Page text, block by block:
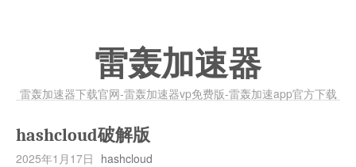
雷轰加速器
雷轰加速器下载官网-雷轰加速器vp免费版-雷轰加速app官方下载
hashcloud破解版
2025年1月17日 hashcloud